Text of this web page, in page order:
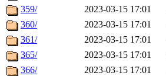
359/
2023-03-15 17:01
360/
2023-03-15 17:01
361/
2023-03-15 17:01
365/
2023-03-15 17:01
366/
2023-03-15 17:01